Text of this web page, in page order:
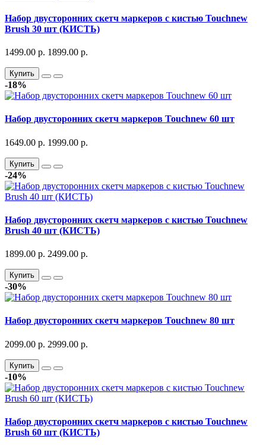
Набор двусторонних скетч маркеров с кистью Touchnew
Brush 30 шт (КИСТЬ)
1499.00 р. 1899.00 р.
Купить
-18%
Набор двусторонних скетч маркеров Touchnew 60 шт
1649.00 р. 1999.00 р.
Купить
-24%
Набор двусторонних скетч маркеров с кистью Touchnew
Brush 40 шт (КИСТЬ)
1899.00 р. 2499.00 р.
Купить
-30%
Набор двусторонних скетч маркеров Touchnew 80 шт
2099.00 р. 2999.00 р.
Купить
-10%
Набор двусторонних скетч маркеров с кистью Touchnew
Brush 60 шт (КИСТЬ)